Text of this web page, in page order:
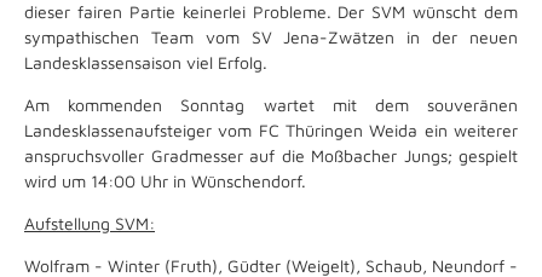
dieser fairen Partie keinerlei Probleme. Der SVM wünscht dem
sympathischen Team vom SV Jena-Zwätzen in der neuen
Landesklassensaison viel Erfolg.
Am kommenden Sonntag wartet mit dem souveränen
Landesklassenaufsteiger vom FC Thüringen Weida ein weiterer
anspruchsvoller Gradmesser auf die Moßbacher Jungs; gespielt
wird um 14:00 Uhr in Wünschendorf.
Aufstellung SVM:
Wolfram - Winter (Fruth), Güdter (Weigelt), Schaub, Neundorf -